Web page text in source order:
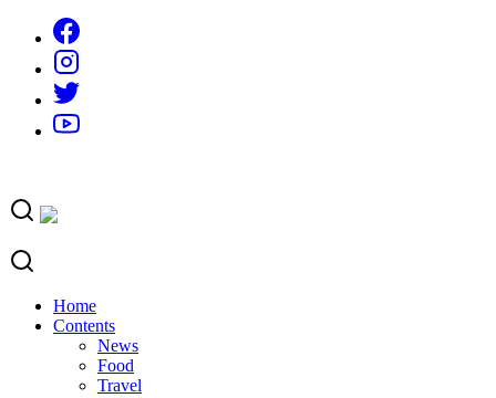
content
Home
Contents
News
Food
Travel